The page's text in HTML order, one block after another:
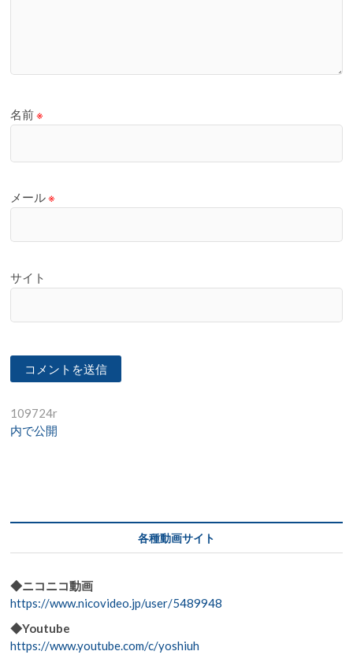
名前※
メール※
サイト
投
稿
ゲ
ョ
ン
109724r
内で公開
各種動画サイト
◆ニコニコ動画
https://www.nicovideo.jp/user/5489948
◆Youtube
https://www.youtube.com/c/yoshiuh